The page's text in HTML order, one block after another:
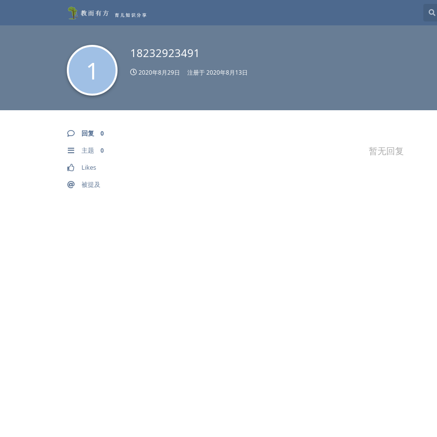
1
18232923491
2020年8月29日 注册于2020年8月13日
回复 0
主题 0
Likes
被提及
暂无回复